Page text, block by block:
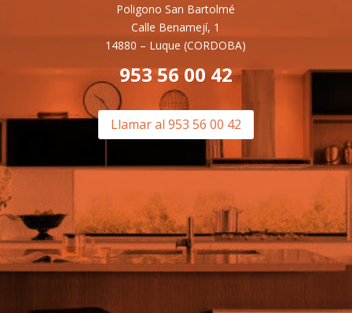
Poligono San Bartolmé
Calle Benamejí, 1
14880 – Luque (CORDOBA)
953 56 00 42
Llamar al 953 56 00 42